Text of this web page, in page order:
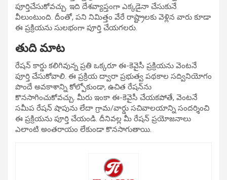
పూర్తిచేసుకోవచ్చు. ఇది దేశవ్యాప్తంగా ఎక్కడైనా చేసుకునే
వీలుంటుంది. దీంతో, పని నిమిత్తం వేరే రాష్ట్రాలకు వెళ్లిన వారు కూడా
ఈ ప్రక్రియను సులభంగా పూర్తి చేయగలరు.
తుది మాట
రేషన్ కార్డు కలిగివున్న ప్రతి ఒక్కరూ ఈ-కెవైసీ ప్రక్రియను వెంటనే
పూర్తి చేసుకోవాలి. ఈ ప్రక్రియ ద్వారా ప్రభుత్వ పథకాల సద్వినియోగం
పొందే అవకాశాన్ని కోల్పోకుండా, ఉచిత రేషన్‌ను
కొనసాగించుకోవచ్చు. మీరు ఇంకా ఈ-కెవైసీ చేయకపోతే, వెంటనే
సమీప రేషన్ షాపును లేదా గ్రామ/వార్డు సచివాలయాన్ని సందర్శించి
ఈ ప్రక్రియను పూర్తి చేయండి. దీనివల్ల మీ రేషన్ ప్రయోజనాలు
ఎలాంటి అంతరాయం లేకుండా కొనసాగుతాయి.